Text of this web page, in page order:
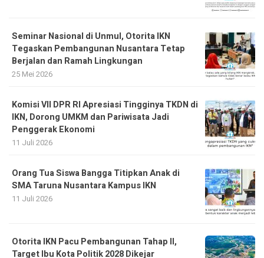
Seminar Nasional di Unmul, Otorita IKN
Tegaskan Pembangunan Nusantara Tetap
Berjalan dan Ramah Lingkungan
25 Mei 2026
Komisi VII DPR RI Apresiasi Tingginya TKDN di
IKN, Dorong UMKM dan Pariwisata Jadi
Penggerak Ekonomi
11 Juli 2026
Orang Tua Siswa Bangga Titipkan Anak di
SMA Taruna Nusantara Kampus IKN
11 Juli 2026
Otorita IKN Pacu Pembangunan Tahap II,
Target Ibu Kota Politik 2028 Dikejar